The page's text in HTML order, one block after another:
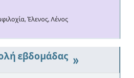
Έλενος, Λένος
»